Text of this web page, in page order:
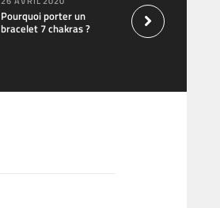
Pourquoi porter un
bracelet 7 chakras ?